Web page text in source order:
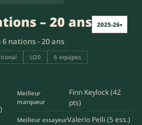
– 20 ans 2025-26▾
nations - 20 ans
U20 6 equipes
Meilleur
marqueur
Finn Keylock (42
pts)
Meilleur essayeurValerio Pelli (5 ess.)